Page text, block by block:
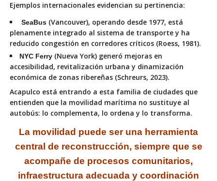
Ejemplos internacionales evidencian su pertinencia:
SeaBus (Vancouver), operando desde 1977, está
plenamente integrado al sistema de transporte y ha
reducido congestión en corredores críticos (Roess, 1981).
NYC Ferry (Nueva York) generó mejoras en
accesibilidad, revitalización urbana y dinamización
económica de zonas ribereñas (Schreurs, 2023).
Acapulco está entrando a esta familia de ciudades que
entienden que la movilidad marítima no sustituye al
autobús: lo complementa, lo ordena y lo transforma.
La movilidad puede ser una herramienta
central de reconstrucción, siempre que se
acompañe de procesos comunitarios,
infraestructura adecuada y coordinación